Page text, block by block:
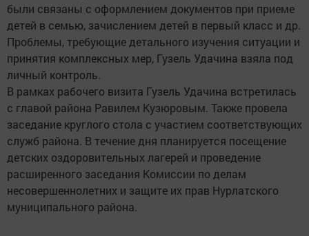
были связаны с оформлением документов при приеме
детей в семью, зачислением детей в первый класс и др.
Проблемы, требующие детального изучения ситуации и
принятия комплексных мер, Гузель Удачина взяла под
личный контроль.
В рамках рабочего визита Гузель Удачина встретилась
с главой района Равилем Кузюровым. Также провела
заседание круглого стола с участием соответствующих
служб района. В течение дня планируется посещение
детских оздоровительных лагерей и проведение
расширенного заседания Комиссии по делам
несовершеннолетних и защите их прав Нурлатского
муниципального района.